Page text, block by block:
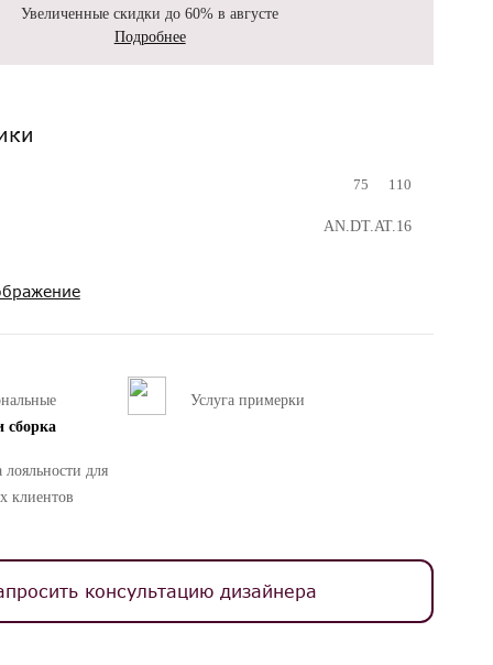
Увеличенные скидки до 60% в августе
Подробнее
75 110
AN.DT.AT.16
сборка
Услуга примерки
для
клиентов
консультацию дизайнера